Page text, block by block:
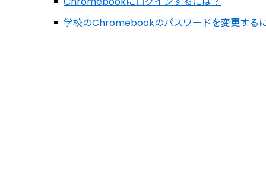
学校のChromebookのパスワードを変更する